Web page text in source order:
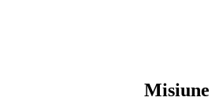
Misiune